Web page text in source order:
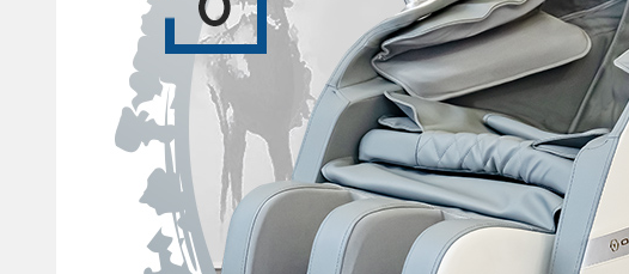
không to, tránh béo
bụng?